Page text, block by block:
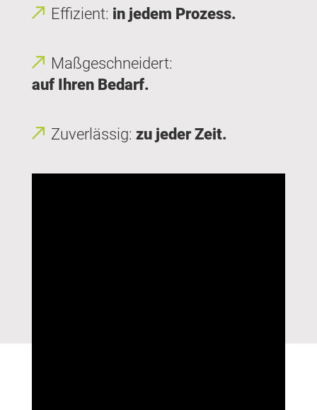
Effizient: in jedem Prozess.
Maßgeschneidert:
auf Ihren Bedarf.
Zuverlässig: zu jeder Zeit.